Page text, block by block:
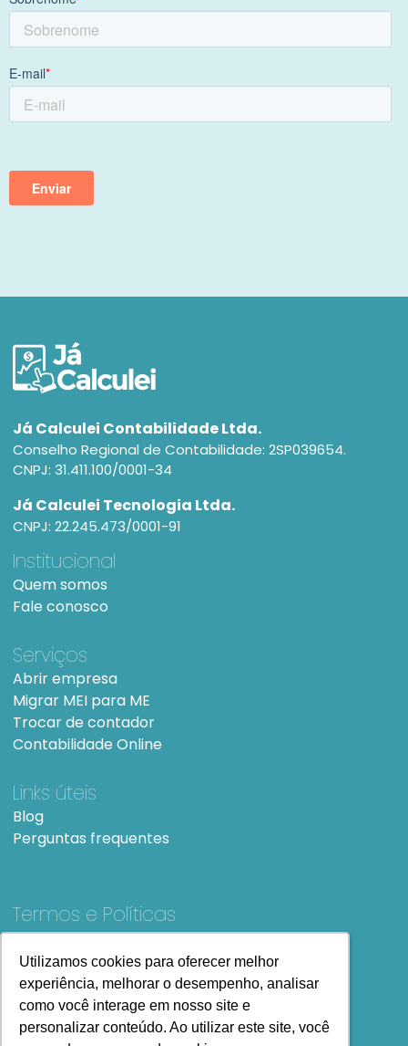
Utilizamos cookies para oferecer melhor
experiência, melhorar o desempenho, analisar
como você interage em nosso site e
personalizar conteúdo. Ao utilizar este site, você
Utilizamos cookies para oferecer melhor
experiência, melhorar o desempenho, analisar
como você interage em nosso site e
personalizar conteúdo. Ao utilizar este site, você
Já Calculei Contabilidade Ltda.
Conselho Regional de Contabilidade: 2SP039654.
CNPJ: 31.411.100/0001-34
Já Calculei Tecnologia Ltda.
CNPJ: 22.245.473/0001-91
Institucional
Quem somos
Fale conosco
Serviços
Abrir empresa
Migrar MEI para ME
Trocar de contador
Contabilidade Online
Links úteis
Blog
Perguntas frequentes
Termos e Políticas
Termos e condições de UsoSiteMap